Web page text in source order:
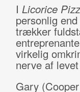
I Licorice
personlig
trækker
virkelig
nerve af
Gary